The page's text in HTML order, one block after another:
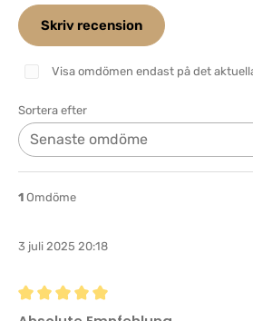
Skriv recension
Visa omdömen endast på det
Sortera efter
1 Omdöme
3 juli 2025 20:18
Recension med betyg på 5 av 5